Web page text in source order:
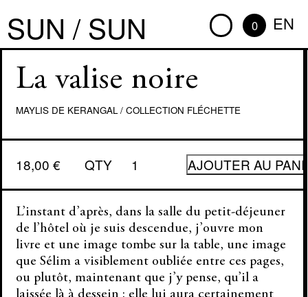
SUN / SUN 0 EN
La valise noire
MAYLIS DE KERANGAL/ COLLECTION FLÉCHETTE
18,00 € QTYquantité
valise
noire
AJOUTER AU
L’instant d’après, dans la salle du petit-déjeuner
de l’hôtel où je suis descendue, j’ouvre mon
livre et une image tombe sur la table, une image
que Sélim a visiblement oubliée entre ces pages,
ou plutôt, maintenant que j’y pense, qu’il a